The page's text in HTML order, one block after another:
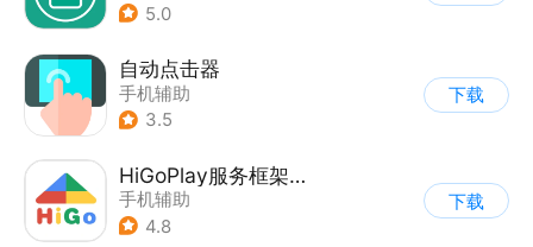
5.0
自动点击器
手机辅助
3.5
下载
HiGoPlay服务框架安装器
手机辅助
4.8
下载